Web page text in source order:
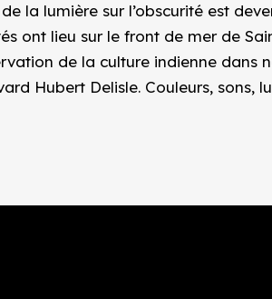
la lumière sur l’obscurité est
ont lieu sur le front de mer de
de la culture indienne dans
Hubert Delisle. Couleurs, sons,